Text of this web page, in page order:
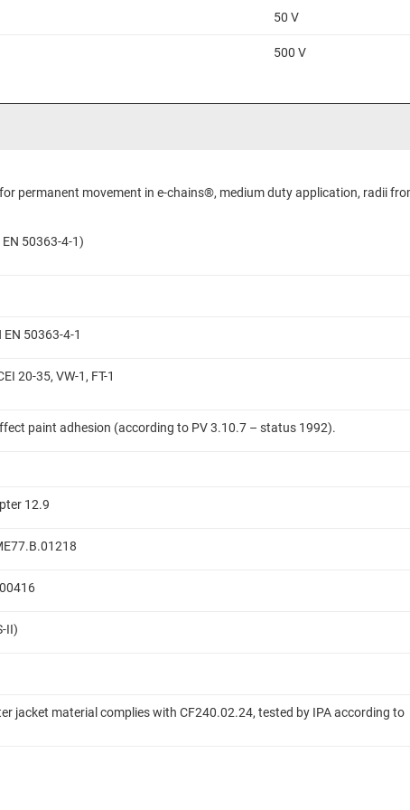
50 V
500 V
permanent movement in e-chains®, medium duty application, radii
50363-4-1)
50363-4-1
20-35, VW-1, FT-1
paint adhesion (according to PV 3.10.7 – status 1992).
12.9
II)
jacket material complies with CF240.02.24, tested by IPA according to